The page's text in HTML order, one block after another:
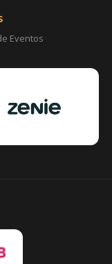
Eventos